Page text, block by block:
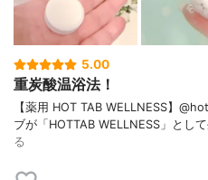
5.00
重炭酸温浴法！
【薬用 HOT TAB WELLNESS】
ブが「HOTTAB WELLNESS」とし
る